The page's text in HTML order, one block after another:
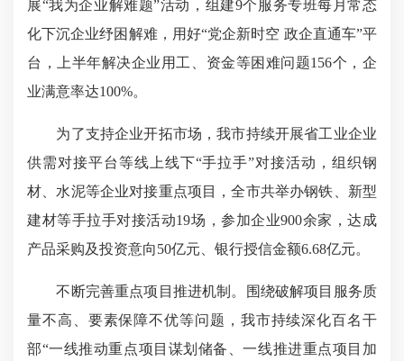
展“我为企业解难题”活动，组建9个服务专班每月常态
化下沉企业纾困解难，用好“党企新时空 政企直通车”平
台，上半年解决企业用工、资金等困难问题156个，企
业满意率达100%。
为了支持企业开拓市场，我市持续开展省工业企业
供需对接平台等线上线下“手拉手”对接活动，组织钢
材、水泥等企业对接重点项目，全市共举办钢铁、新型
建材等手拉手对接活动19场，参加企业900余家，达成
产品采购及投资意向50亿元、银行授信金额6.68亿元。
不断完善重点项目推进机制。围绕破解项目服务质
量不高、要素保障不优等问题，我市持续深化百名干
部“一线推动重点项目谋划储备、一线推进重点项目加